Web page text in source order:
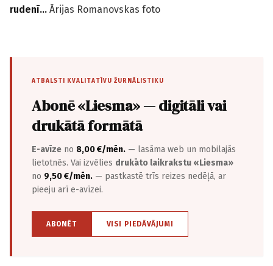
rudenī… Ārijas Romanovskas foto
ATBALSTI KVALITATĪVU ŽURNĀLISTIKU
Abonē «Liesma» — digitāli vai
drukātā formātā
E-avīze no 8,00 €/mēn. — lasāma web un mobilajās
lietotnēs. Vai izvēlies drukāto laikrakstu «Liesma»
no 9,50 €/mēn. — pastkastē trīs reizes nedēļā, ar
pieeju arī e-avīzei.
ABONĒT VISI PIEDĀVĀJUMI